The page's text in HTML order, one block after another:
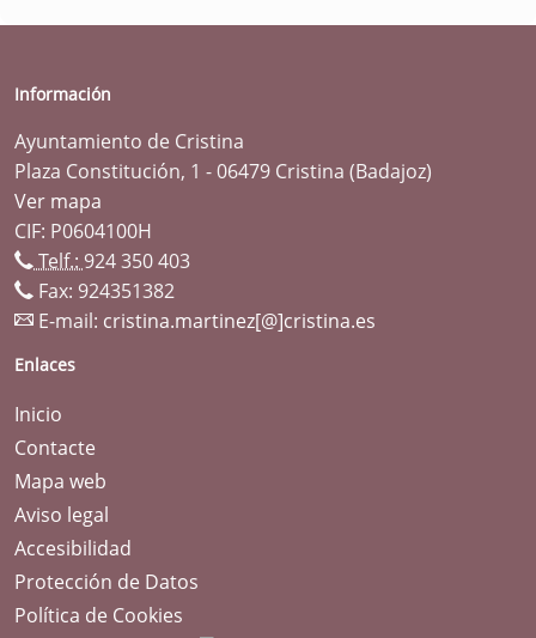
Información
Ayuntamiento de Cristina
Plaza Constitución, 1 - 06479 Cristina (Badajoz)
Ver mapa
CIF: P0604100H
Telf.: 924 350 403
Fax: 924351382
E-mail: cristina.martinez[@]cristina.es
Enlaces
Inicio
Contacte
Mapa web
Aviso legal
Accesibilidad
Protección de Datos
Política de Cookies